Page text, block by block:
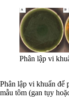
Phân lập vi
Phân lập vi khuẩn để
mẫu tôm (gan tụy